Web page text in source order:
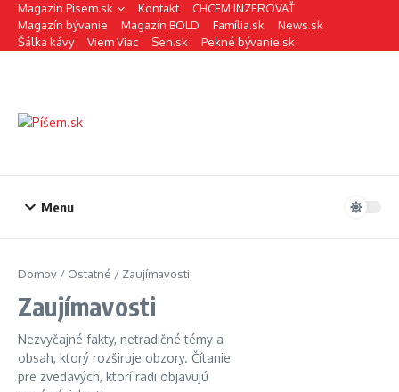
Preskočiť na obsah
Magazín Pisem.sk Kontakt
CHCEM INZEROVAŤ
Magazín bývanie
Magazín BOLD Família.sk
News.sk
Šálka kávy
Viem Viac Sen.sk Pekné bývanie.sk
Menu
Domov / Ostatné / Zaujímavosti
Zaujímavosti
Nezvyčajné fakty, netradičné témy a
obsah, ktorý rozširuje obzory. Čítanie
pre zvedavých, ktorí radi objavujú